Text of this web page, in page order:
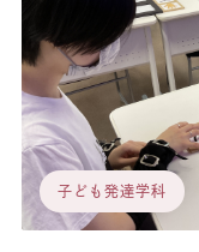
子ども発達学科